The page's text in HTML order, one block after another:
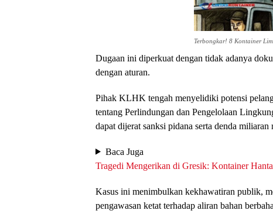
Terbongkar! 8 Kontainer
Dugaan ini diperkuat dengan tidak adanya
dengan aturan.
Pihak KLHK tengah menyelidiki potensi
tentang Perlindungan dan Pengelolaan
dapat dijerat sanksi pidana serta denda miliaran
Baca Juga
Tragedi Mengerikan di Gresik: Kontainer
Kasus ini menimbulkan kekhawatiran publik,
pengawasan ketat terhadap aliran bahan